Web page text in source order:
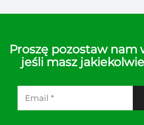
Proszę pozostaw nam
jeśli masz